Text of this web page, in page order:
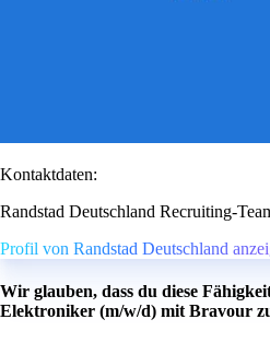
Kontaktdaten:
Randstad Deutschland Recruiting-
Profil von Randstad Deutschland
Wir glauben, dass du diese
Elektroniker (m/w/d) mit Bravour